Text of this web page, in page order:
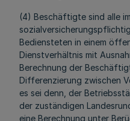
(4) Beschäftigte sind alle
Bediensteten in einem
Dienstverhältnis mit
Berechnung der
Differenzierung zwischen
es sei denn, der
der zuständigen
eine Berechnung unter